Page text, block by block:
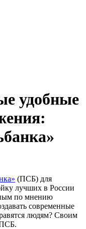
удобные
(ПСБ) для
лучших в России
по мнению
современные
людям? Своим
ПСБ.